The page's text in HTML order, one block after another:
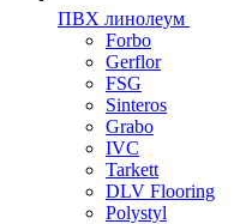
ПВХ линолеум
Forbo
Gerflor
FSG
Sinteros
Grabo
IVC
Tarkett
DLV Flooring
Polystyl